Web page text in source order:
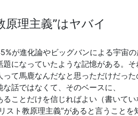
原理主義”はヤバイ
が進化論やビッグバンによる宇宙
になっていたような記憶がある。そ
て馬鹿なんだなと思っただけだった
話ではなくて、そのベースに、
ることだけを信じればよい（書いてい
スト教原理主義”があると言うことを